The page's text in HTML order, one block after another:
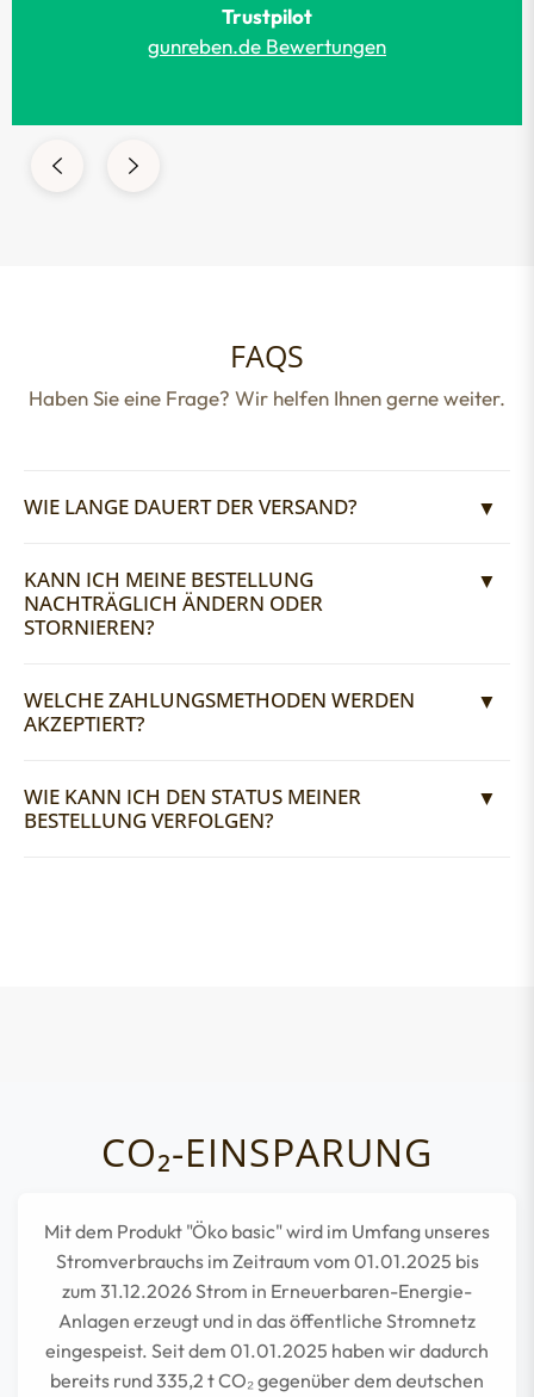
Trustpilot
gunreben.de Bewertungen
FAQS
Haben Sie eine Frage? Wir helfen Ihnen gerne weiter.
WIE LANGE DAUERT DER VERSAND?
KANN ICH MEINE BESTELLUNG
NACHTRÄGLICH ÄNDERN ODER
STORNIEREN?
WELCHE ZAHLUNGSMETHODEN WERDEN
AKZEPTIERT?
WIE KANN ICH DEN STATUS MEINER
BESTELLUNG VERFOLGEN?
CO₂-EINSPARUNG
Mit dem Produkt "Öko basic" wird im Umfang unseres
Stromverbrauchs im Zeitraum vom 01.01.2025 bis
zum 31.12.2026 Strom in Erneuerbaren-Energie-
Anlagen erzeugt und in das öffentliche Stromnetz
eingespeist. Seit dem 01.01.2025 haben wir dadurch
bereits rund335,2 t CO₂ gegenüber dem deutschen